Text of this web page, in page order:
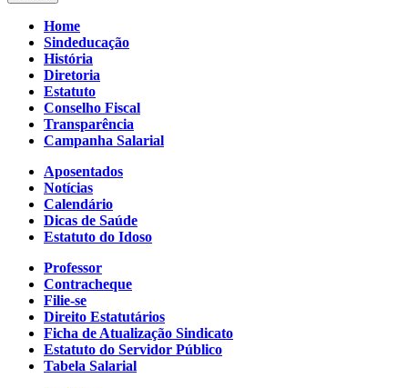
Home
Sindeducação
História
Diretoria
Estatuto
Conselho Fiscal
Transparência
Campanha Salarial
Aposentados
Notícias
Calendário
Dicas de Saúde
Estatuto do Idoso
Professor
Contracheque
Filie-se
Direito Estatutários
Ficha de Atualização Sindicato
Estatuto do Servidor Público
Tabela Salarial